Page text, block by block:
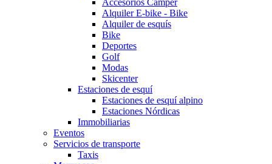
Accesorios Camper
Alquiler E-bike - Bike
Alquiler de esquís
Bike
Deportes
Golf
Modas
Skicenter
Estaciones de esquí
Estaciones de esquí alpino
Estaciones Nórdicas
Immobiliarias
Eventos
Servicios de transporte
Taxis